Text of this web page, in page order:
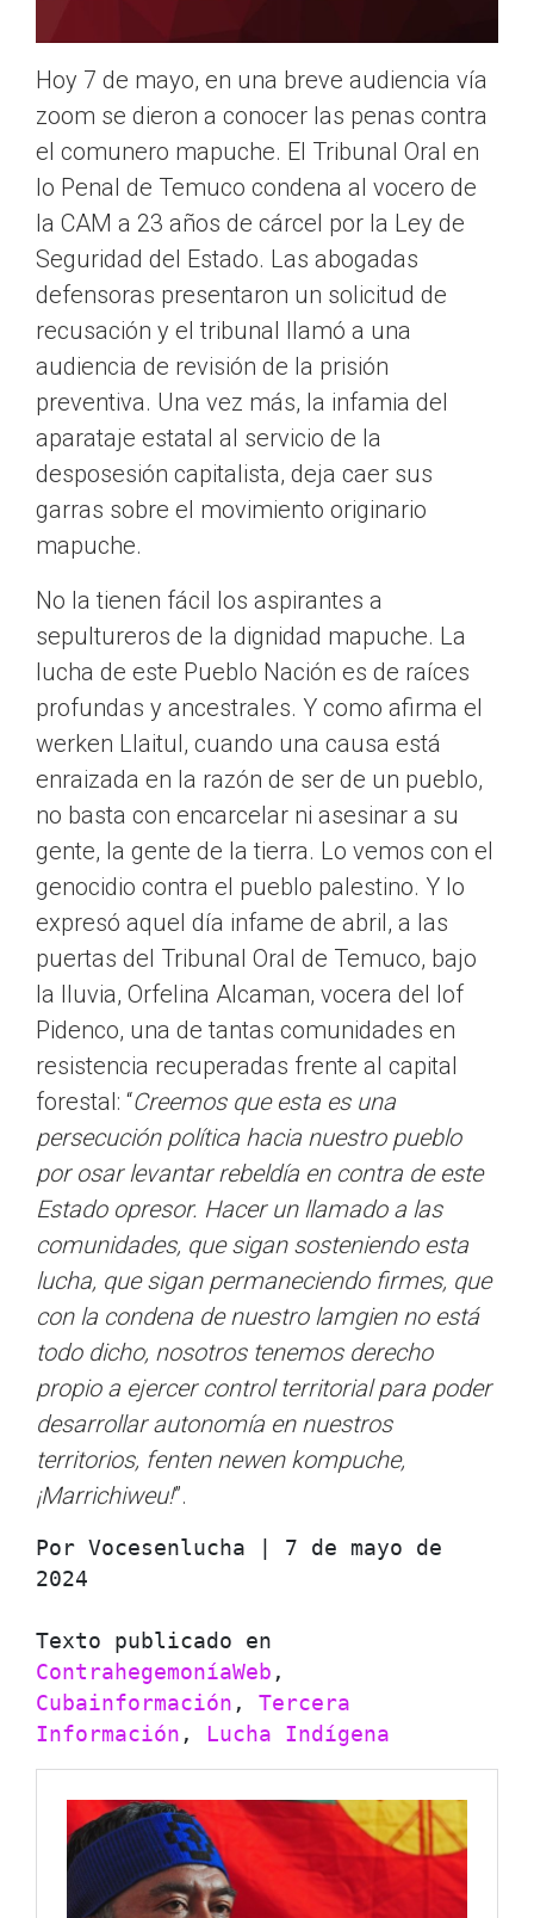
Hoy 7 de mayo, en una breve audiencia vía
zoom se dieron a conocer las penas contra
el comunero mapuche. El Tribunal Oral en
lo Penal de Temuco condena al vocero de
la CAM a 23 años de cárcel por la Ley de
Seguridad del Estado. Las abogadas
defensoras presentaron un solicitud de
recusación y el tribunal llamó a una
audiencia de revisión de la prisión
preventiva. Una vez más, la infamia del
aparataje estatal al servicio de la
desposesión capitalista, deja caer sus
garras sobre el movimiento originario
mapuche.
No la tienen fácil los aspirantes a
sepultureros de la dignidad mapuche. La
lucha de este Pueblo Nación es de raíces
profundas y ancestrales. Y como afirma el
werken Llaitul, cuando una causa está
enraizada en la razón de ser de un pueblo,
no basta con encarcelar ni asesinar a su
gente, la gente de la tierra. Lo vemos con el
genocidio contra el pueblo palestino. Y lo
expresó aquel día infame de abril, a las
puertas del Tribunal Oral de Temuco, bajo
la lluvia, Orfelina Alcaman, vocera del lof
Pidenco, una de tantas comunidades en
resistencia recuperadas frente al capital
forestal: “Creemos que esta es una
persecución política hacia nuestro pueblo
por osar levantar rebeldía en contra de este
Estado opresor. Hacer un llamado a las
comunidades, que sigan sosteniendo esta
lucha, que sigan permaneciendo firmes, que
con la condena de nuestro lamgien no está
todo dicho, nosotros tenemos derecho
propio a ejercer control territorial para poder
desarrollar autonomía en nuestros
territorios, fenten newen kompuche,
¡Marrichiweu!”.
Por Vocesenlucha | 7 de mayo de
2024
ContrahegemoníaWeb
Cubainformación , Tercera
Información , Lucha Indígena